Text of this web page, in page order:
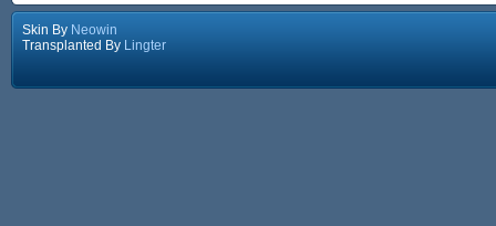
Skin By Neowin
Transplanted By Lingter